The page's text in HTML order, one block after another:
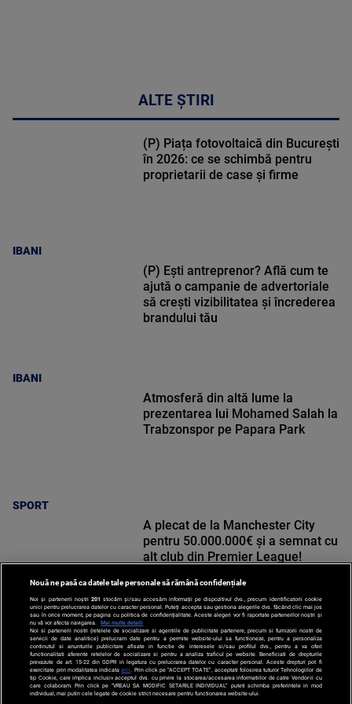
ALTE ȘTIRI
IBANI
(P) Piața fotovoltaică din București
în 2026: ce se schimbă pentru
proprietarii de case și firme
IBANI
(P) Ești antreprenor? Află cum te
ajută o campanie de advertoriale
să crești vizibilitatea și încrederea
brandului tău
SPORT
Atmosferă din altă lume la
prezentarea lui Mohamed Salah la
Trabzonspor pe Papara Park
SPORT
A plecat de la Manchester City
pentru 50.000.000€ și a semnat cu
alt club din Premier League!
Nouă ne pasă ca datele tale personale să rămână confidențiale
Noi și partenerii noștri 201 stocăm și/sau accesăm informații pe dispozitivul dvs., precum identificatorii cookie
unici pentru prelucrarea datelor cu caracter personal. Puteți accepta sau gestiona alegerile dvs. făcând clic mai jos
sau în orice moment, pe pagina cu politica de confidențialitate. Aceste alegeri vor fi raportate partenerilor noștri și
nu vă vor afecta navigarea.
Mai multe detalii
Noi si partenerii nostri (retelele de socializare si agentiile de publicitate partenere, precum si furnizorii nostri de
servicii de date analitice) prelucram date pentru a permite website-ului sa functioneze, pentru a personaliza
continutul si anunturile publicitare afisate in functie de interesele si/sau profilul dvs., pentru a va oferi
functionalitati aferente retelelor de socializare si pentru a analiza traficul pe website. Beneficiati de drepturile
prevazute de art. 15-22 din GDPR in legatura cu prelucrarea datelor cu caracter personal. Aceste drepturi pot fi
exercitate prin modalitatea indicataaici . Prin click pe “ACCEPT TOATE”, acceptati folosirea tuturor Tehnologiilor de
tip Cookie, care implica inclusiv acceptul dvs. cu privire la stocarea/accesarea informatiilor de catre Vendor-ii cu
care colaboram. Prin click pe “VREAU SA MODIFIC SETARILE INDIVIDUAL” puteti schimba preferintele in mod
individual, mai putin cele legate de cookie strict necesare pentru functionarea website-ului.